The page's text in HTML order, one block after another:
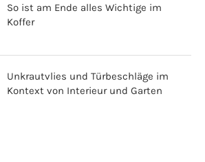
So ist am Ende alles Wichtige im
Koffer
Unkrautvlies und Türbeschläge im
Kontext von Interieur und Garten